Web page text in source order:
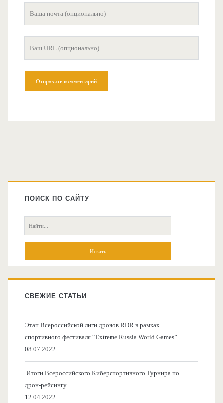
Главная
боковая
колонка
ПОИСК ПО САЙТУ
Поиск:
СВЕЖИЕ СТАТЬИ
Этап Всероссийской лиги дронов RDR в рамках
спортивного фестиваля “Extreme Russia World Games”
08.07.2022
Итоги Всероссийского Киберспортивного Турнира по
дрон-рейсингу
12.04.2022